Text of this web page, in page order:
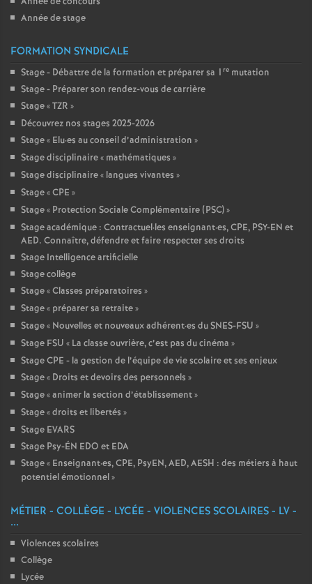
Année de stage
FORMATION SYNDICALE
Stage - Débattre de la formation et préparer sa 1 re mutation
Stage - Préparer son rendez-vous de carrière
Stage «TZR »
Découvrez nos stages 2025-2026
Stage « Elu·es au conseil d’administration »
Stage disciplinaire « mathématiques »
Stage disciplinaire « langues vivantes »
Stage «CPE »
Stage « Protection Sociale Complémentaire (PSC)»
Stage académique : Contractuel·les enseignant·es, CPE, PSY-EN et
AED. Connaître, défendre et faire respecter ses droits
Stage Intelligence artificielle
Stage collège
Stage «Classes préparatoires »
Stage « préparer sa retraite»
Stage « Nouvelles et nouveaux adhérent·es du SNES-FSU »
Stage FSU « La classe ouvrière, c’est pas du cinéma »
Stage CPE - la gestion de l’équipe de vie scolaire et ses enjeux
Stage « Droits et devoirs des personnels »
Stage «animer la section d’établissement»
Stage «droits et libertés »
Stage EVARS
Stage Psy-ÉN EDO et EDA
Stage « Enseignant·es, CPE, PsyEN, AED, AESH : des métiers à haut
potentiel émotionnel»
MÉTIER - COLLÈGE - LYCÉE - VIOLENCES SCOLAIRES - LV -
...
Violences scolaires
Collège
Lycée